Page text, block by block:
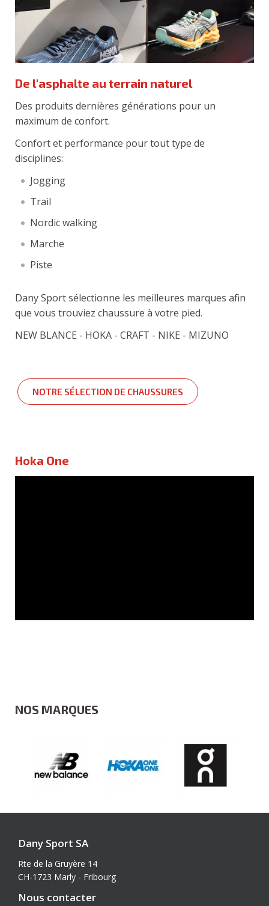
De l'asphalte au terrain naturel
Des produits dernières générations pour un
maximum de confort.
Confort et performance pour tout type de
disciplines:
Jogging
Trail
Nordic walking
Marche
Piste
Dany Sport sélectionne les meilleures marques afin
que vous trouviez chaussure à votre pied.
NEW BLANCE - HOKA - CRAFT - NIKE - MIZUNO
NOTRE SÉLECTION DE CHAUSSURES
Hoka One
NOS MARQUES
Dany Sport SA
Rte de la Gruyère 14
CH-1723 Marly - Fribourg
Nous contacter